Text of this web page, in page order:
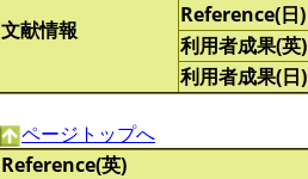
文献情報
Reference(日)
利用者成果(英)
利用者成果(日)
ページトップへ
Reference(英)